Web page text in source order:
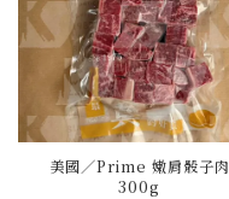
美國／Prime 嫩肩骰子肉
300g